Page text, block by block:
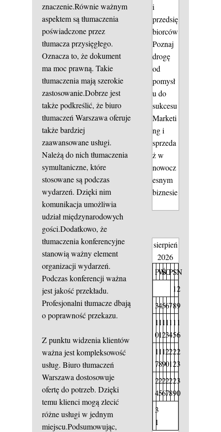
znaczenie.Równie ważnym
aspektem są tłumaczenia
poświadczone przez
tłumacza przysięgłego.
Oznacza to, że dokument
ma moc prawną. Takie
tłumaczenia mają szerokie
zastosowanie.Dobrze jest
także podkreślić, że biuro
tłumaczeń Warszawa oferuje
także bardziej
zaawansowane usługi.
Należą do nich tłumaczenia
symultaniczne, które
stosowane są podczas
wydarzeń. Dzięki nim
komunikacja umożliwia
udział międzynarodowych
gości.Dodatkowo, że
tłumaczenia konferencyjne
stanowią ważny element
organizacji wydarzeń.
Podczas konferencji ważna
jest jakość przekładu.
Profesjonalni tłumacze dbają
o poprawność przekazu.
Z punktu widzenia klientów
ważna jest kompleksowość
usług. Biuro tłumaczeń
Warszawa dostosowuje
ofertę do potrzeb. Dzięki
temu klienci mogą zlecić
różne usługi w jednym
miejscu.Podsumowując,
i
przedsię
biorców
Poznaj
drogę
od
pomysł
u do
sukcesu
Marketi
ng i
sprzeda
ż w
nowocz
esnym
biznesie
sierpień
2026
PW
ŚCPSN
12
3456789
1
0
1
1
1
2
1
3
1
4
1
5
1
6
1
7
1
8
1
9
2
0
2
1
2
2
2
3
2
4
2
5
2
6
2
7
2
8
2
9
3
0
3
1